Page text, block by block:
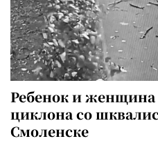
Ребенок и женщина
циклона со
Смоленске